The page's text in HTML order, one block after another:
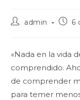
Autoradmin 6
«Nada en la vida
comprendido.
de comprender
para